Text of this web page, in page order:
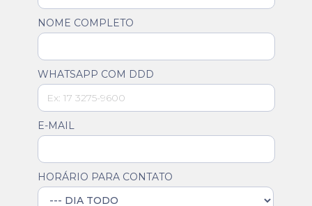
NOME COMPLETO
WHATSAPP COM DDD
E-MAIL
HORÁRIO PARA CONTATO